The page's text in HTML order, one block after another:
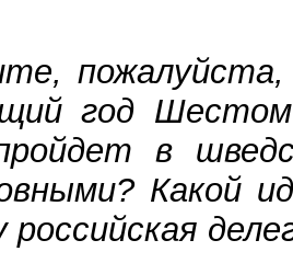
год Шестом
в
Какой
российская